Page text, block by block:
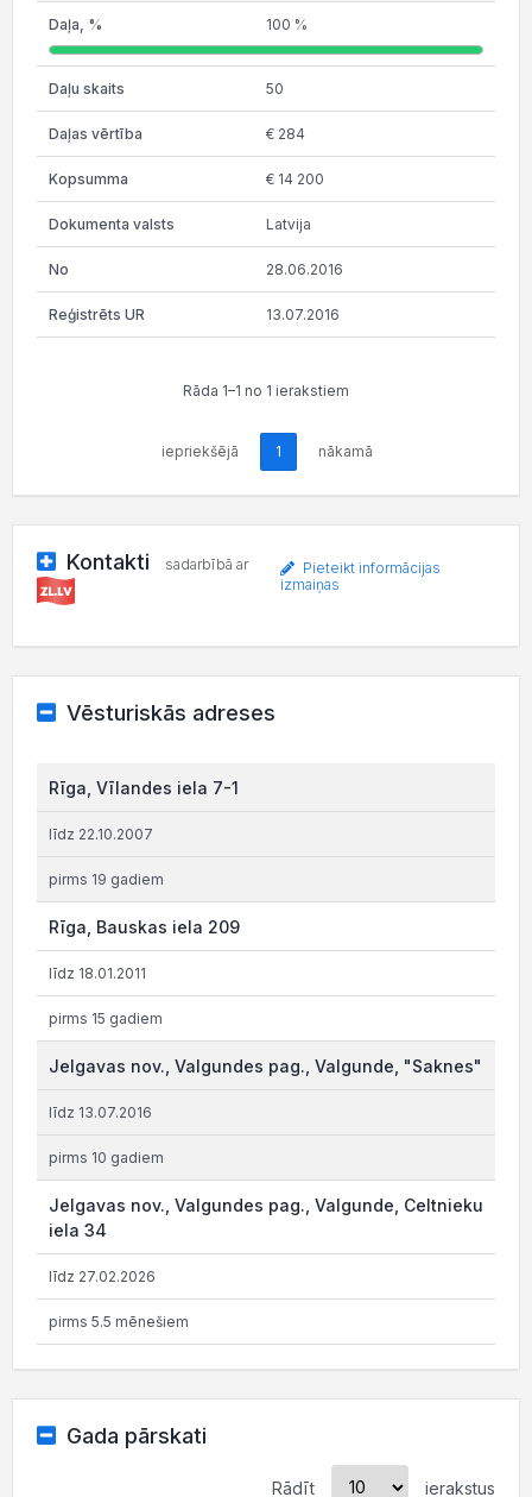
100 %
50
€ 284
€ 14 200
Latvija
28.06.2016
13.07.2016
Rāda 1–1 no 1 ierakstiem
iepriekšējā 1 nākamā
Kontakti sadarbībā ar
Pieteikt informācijas
izmaiņas
Vēsturiskās adreses
Rīga, Vīlandes iela 7-1
līdz 22.10.2007
pirms 19 gadiem
Rīga, Bauskas iela 209
līdz 18.01.2011
pirms 15 gadiem
Jelgavas nov., Valgundes pag., Valgunde, "Saknes"
līdz 13.07.2016
pirms 10 gadiem
Jelgavas nov., Valgundes pag., Valgunde, Celtnieku
iela 34
līdz 27.02.2026
pirms 5.5 mēnešiem
Gada pārskati
Rādīt ierakstus